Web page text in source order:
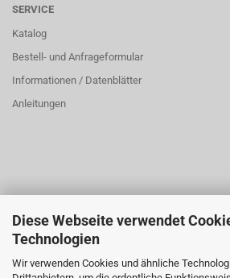
Diese Webseite verwendet
Technologien
Wir verwenden Cookies und ähnliche
SERVICE
Katalog
Bestell- und Anfrageformular
Informationen / Datenblätter
Anleitungen
ÜBER UNS
Öffnungszeiten:
Montag bis Donnerstag: 8:00 bis 16:00 Uhr